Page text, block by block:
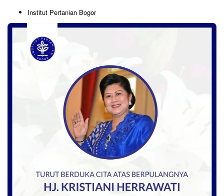
Institut Pertanian Bogor